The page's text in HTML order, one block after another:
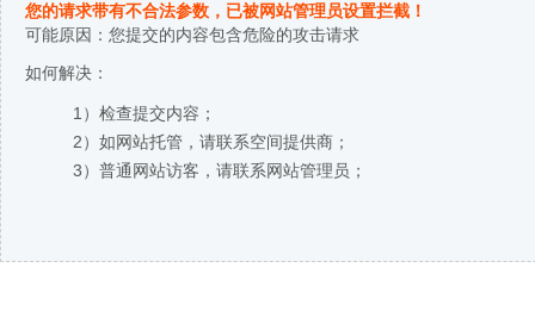
您的请求带有不合法参数，已被网站管理员设置拦截！
可能原因：您提交的内容包含危险的攻击请求
如何解决：
1）检查提交内容；
2）如网站托管，请联系空间提供商；
3）普通网站访客，请联系网站管理员；